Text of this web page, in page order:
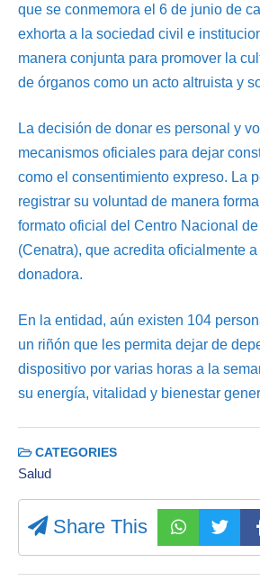
que se conmemora el 6 de junio de
exhorta a la sociedad civil e
manera conjunta para promover la
de órganos como un acto altruista y
La decisión de donar es personal y
mecanismos oficiales para dejar
como el consentimiento expreso. La
registrar su voluntad de manera
formato oficial del Centro Nacional
(Cenatra), que acredita oficialmente
donadora.
En la entidad, aún existen 104
un riñón que les permita dejar de
dispositivo por varias horas a la
su energía, vitalidad y bienestar
CATEGORIES
Salud
Share This